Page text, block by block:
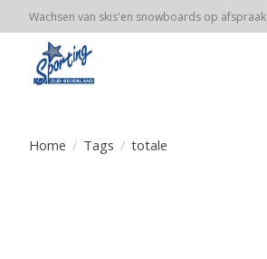
Wachsen van skis'en snowboards op afspraak
Home / Tags / totale